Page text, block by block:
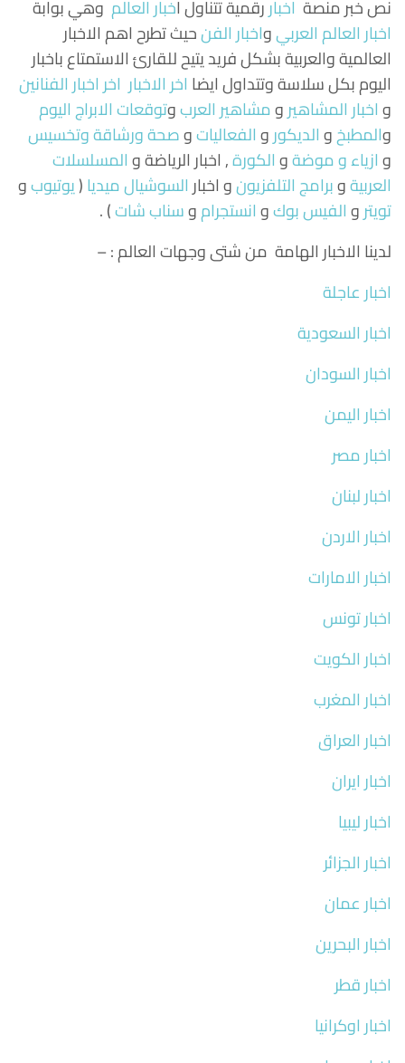
نص خبر منصة اخباررقمية تتناولاخبار العالم وهي بوابة
اخبار العالم العربيواخبار الفنحيث تطرح اهم الاخبار
العالمية والعربية بشكل فريد يتيح للقارئ الاستمتاع باخبار
اليوم بكل سلاسة وتتداول ايضا اخر الاخبار اخر اخبار الفنانين
واخبار المشاهيرومشاهير العربوتوقعات الابراج اليوم
والمطبخوالديكوروالفعالياتوصحة ورشاقة وتخسيس
وازياء و موضةوالكورة, اخبار الرياضة والمسلسلات
العربيةوبرامج التلفزيونو اخبارالسوشيال ميديا(يوتيوبو
تويتروالفيس بوكوانستجراموسناب شات) .
لدينا الاخبار الهامة من شتى وجهات العالم : –
اخبار عاجلة
اخبار السعودية
اخبار السودان
اخبار اليمن
اخبار مصر
اخبار لبنان
اخبار الاردن
اخبار الامارات
اخبار تونس
اخبار الكويت
اخبار المغرب
اخبار العراق
اخبار ايران
اخبار ليبيا
اخبار الجزائر
اخبار عمان
اخبار البحرين
اخبار قطر
اخبار اوكرانيا